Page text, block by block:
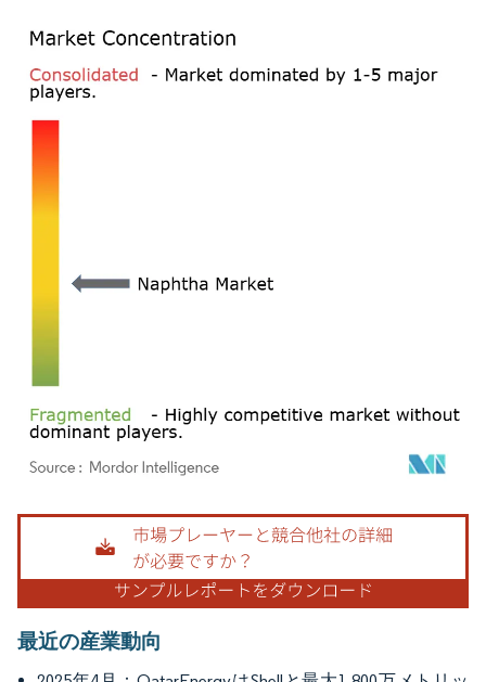
画像 © Mordor Intelligence。再利用にはCC BY 4.0の表示が必要です。
最近の産業動向